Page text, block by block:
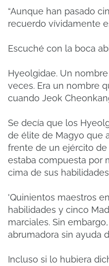
“Aunque han pasado
recuerdo vívidamente
Escuché con la boca
Hyeolgidae. Un
veces. Era un nombre
cuando Jeok
Se decía que los
de élite de Magyo que
frente de un ejército
estaba compuesta por
cima de sus
'Quinientos maestros
habilidades y cinco
marciales. Sin
abrumadora sin ayuda
Incluso si lo hubiera